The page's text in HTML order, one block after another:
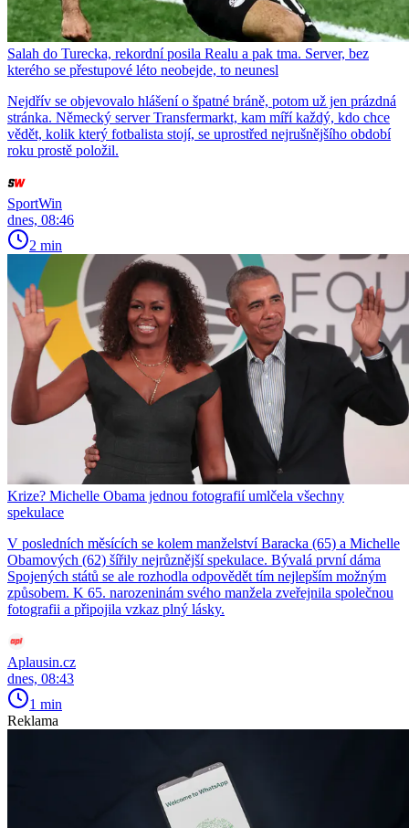
Salah do Turecka, rekordní posila Realu a pak tma. Server, bez
kterého se přestupové léto neobejde, to neunesl
Nejdřív se objevovalo hlášení o špatné bráně, potom už jen prázdná
stránka. Německý server Transfermarkt, kam míří každý, kdo chce
vědět, kolik který fotbalista stojí, se uprostřed nejrušnějšího období
roku prostě položil.
SportWin
dnes, 08:46
2 min
Krize? Michelle Obama jednou fotografií umlčela všechny
spekulace
V posledních měsících se kolem manželství Baracka (65) a Michelle
Obamových (62) šířily nejrůznější spekulace. Bývalá první dáma
Spojených států se ale rozhodla odpovědět tím nejlepším možným
způsobem. K 65. narozeninám svého manžela zveřejnila společnou
fotografii a připojila vzkaz plný lásky.
Aplausin.cz
dnes, 08:43
1 min
Reklama